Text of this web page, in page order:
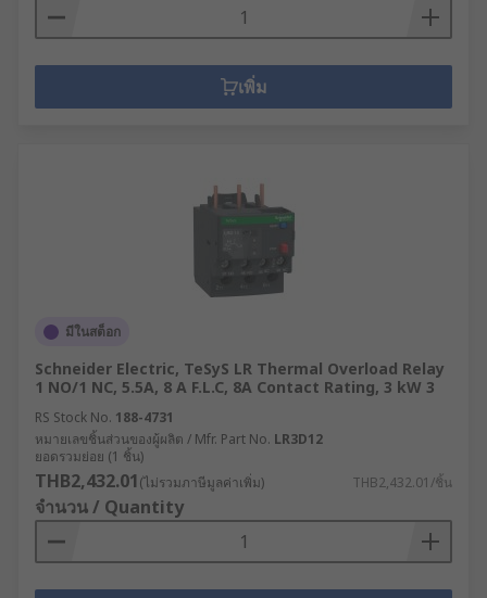
เพิ่ม
มีในสต็อก
Schneider Electric, TeSyS LR Thermal Overload Relay
1 NO/1 NC, 5.5A, 8 A F.L.C, 8A Contact Rating, 3 kW 3
RS Stock No. 188-4731
หมายเลขชิ้นส่วนของผู้ผลิต / Mfr. Part No. LR3D12
ยอดรวมย่อย (1 ชิ้น)
THB2,432.01(ไม่รวมภาษีมูลค่าเพิ่ม) THB2,432.01/ชิ้น
จำนวน / Quantity